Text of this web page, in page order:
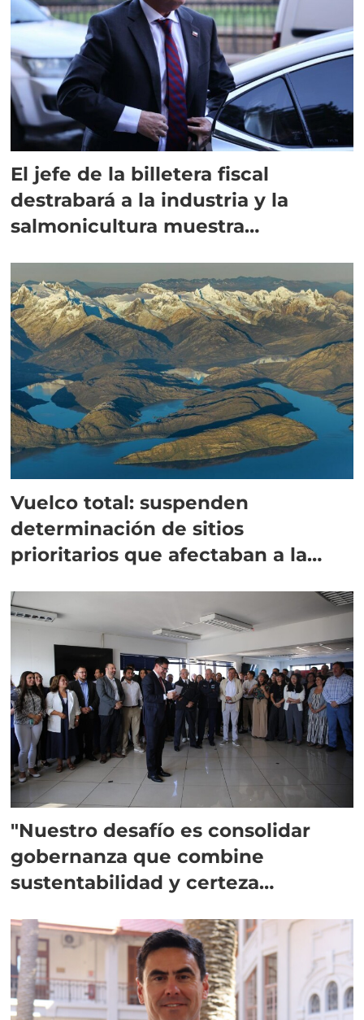
El jefe de la billetera fiscal
destrabará a la industria y la
salmonicultura muestra
Vuelco total: suspenden
determinación de sitios
prioritarios que afectaban a la
"Nuestro desafío es consolidar
gobernanza que combine
sustentabilidad y certeza